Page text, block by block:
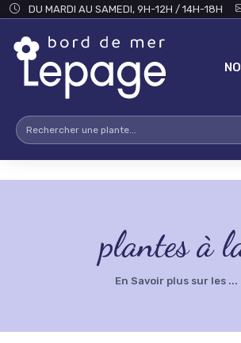
testsearch - 0 Skip to main content
DU MARDI AU SAMEDI, 9H-12H / 14H-18H
plantes à
En Savoir plus sur les ...